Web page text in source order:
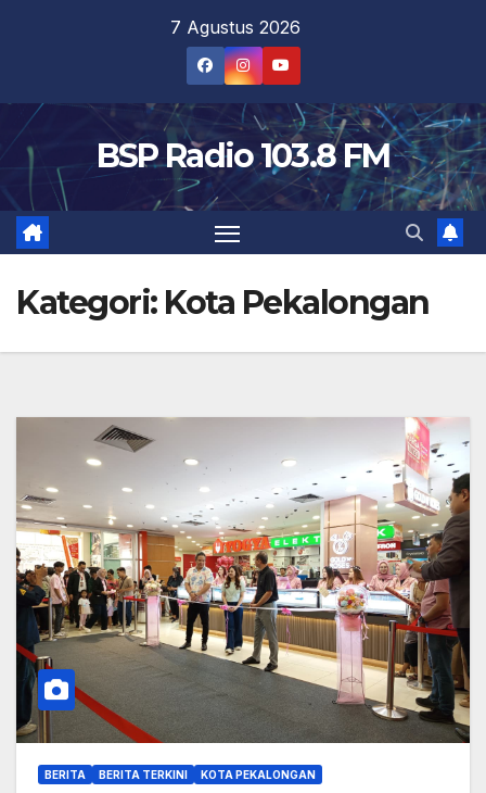
7 Agustus 2026
BSP Radio 103.8 FM
Kategori: Kota Pekalongan
BERITA BERITA TERKINI KOTA PEKALONGAN